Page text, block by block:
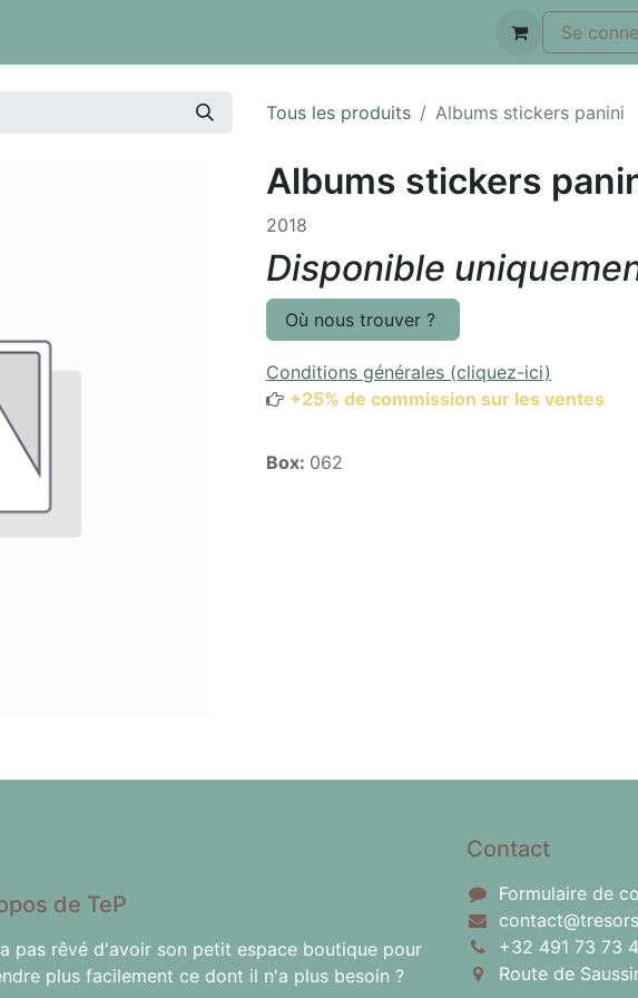
Se
Tous les produits Albums stickers panini
Albums stickers
2018
Disponible
Où nous trouver ?
Conditions générales (cliquez-ici)
+25% de commission sur les ventes
Box: 062
de TeP
pas rêvé d'avoir son petit espace boutique pour
plus facilement ce dont il n'a plus besoin ?
Contact
Formulaire de
+32 491 73 73
Route de